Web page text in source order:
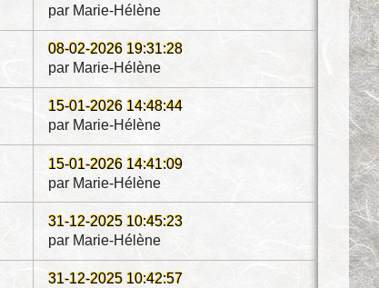
par Marie-Hélène
08-02-2026 19:31:28
par Marie-Hélène
15-01-2026 14:48:44
par Marie-Hélène
15-01-2026 14:41:09
par Marie-Hélène
31-12-2025 10:45:23
par Marie-Hélène
31-12-2025 10:42:57